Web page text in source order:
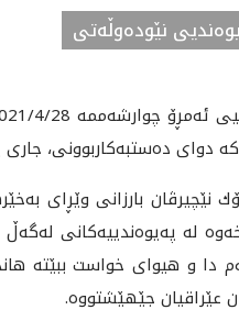
نێوده‌وڵه‌تی
دواى ده‌ستبه‌كاربوونى،
نێچيرڤان بارزانى وێڕاى
له‌ په‌يوه‌ندييه‌كانى
دا و هيواى خواست ببێته‌
عێراقيان جێهێشتووه‌.